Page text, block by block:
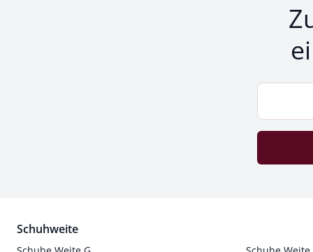
Schuhweite